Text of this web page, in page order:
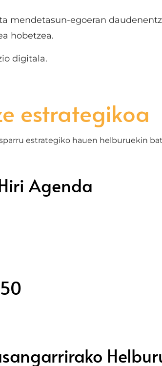
mendetasun-egoeran
hobetzea.
digitala.
estrategikoa
estrategiko hauen helburuekin
Agenda